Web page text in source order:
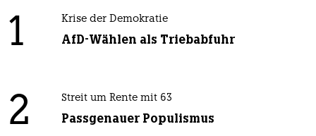
1 Krise der Demokratie
AfD-Wählen als Triebabfuhr
2 Streit um Rente mit 63
Passgenauer Populismus